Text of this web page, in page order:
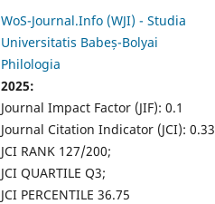
WoS-Journal.Info (WJI) - Studia
Universitatis Babeș-Bolyai
Philologia
2025:
Journal Impact Factor (JIF): 0.1
Journal Citation Indicator (JCI): 0.33
JCI RANK 127/200;
JCI QUARTILE Q3;
JCI PERCENTILE 36.75